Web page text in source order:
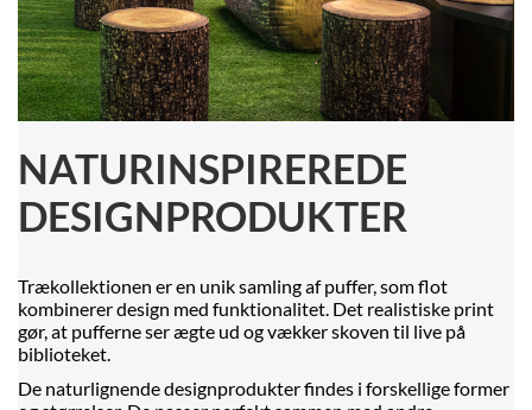
NATURINSPIREREDE
DESIGNPRODUKTER
Trækollektionen er en unik samling af puffer, som flot
kombinerer design med funktionalitet. Det realistiske print
gør, at pufferne ser ægte ud og vækker skoven til live på
biblioteket.
De naturlignende designprodukter findes i forskellige former